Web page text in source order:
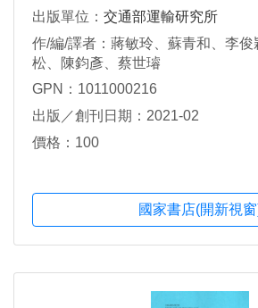
出版單位： 交通部運輸研究所
作/編/譯者：蔣敏玲、蘇青和、李
松、陳鈞彥、蔡世璿
GPN：1011000216
出版／創刊日期：2021-02
價格：100
國家書店(開新視